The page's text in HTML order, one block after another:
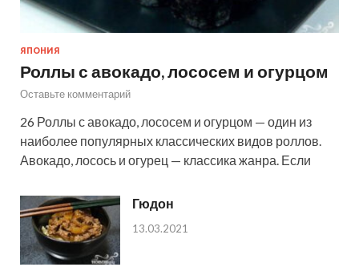
ЯПОНИЯ
Роллы с авокадо, лососем и огурцом
Оставьте комментарий
26 Роллы с авокадо, лососем и огурцом — один из
наиболее популярных классических видов роллов.
Авокадо, лосось и огурец — классика жанра. Если
Гюдон
13.03.2021